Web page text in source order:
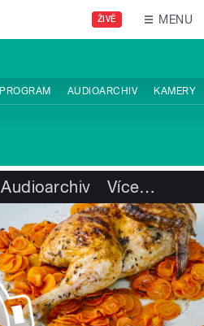
ŽIVĚ MENU
PROGRAM AUDIOARCHIV KAMERY
Audioarchiv Více…